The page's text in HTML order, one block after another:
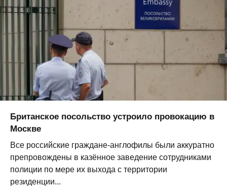
Британское посольство устроило провокацию в
Москве
Все российские граждане-англофилы были аккуратно
препровождены в казённое заведение сотрудниками
полиции по мере их выхода с территории
резиденции...